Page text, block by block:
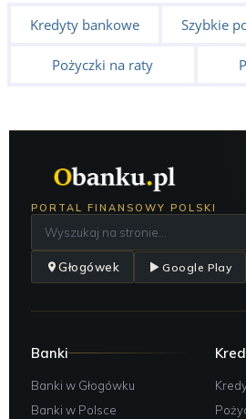
Kredyty bankowe Szybkie
Pożyczki na raty
PORTAL FINANSOWY POLSKI
Głogówek Google Play
Banki
Banki w Głogówku
Banki w Polsce